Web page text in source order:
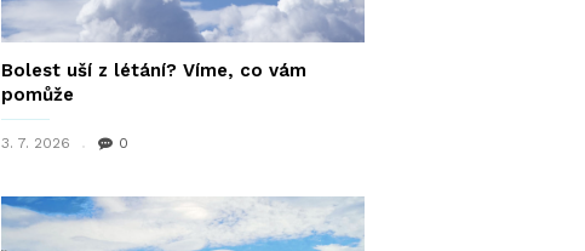
Bolest uší z létání? Víme, co vám
pomůže
3. 7. 2026 0